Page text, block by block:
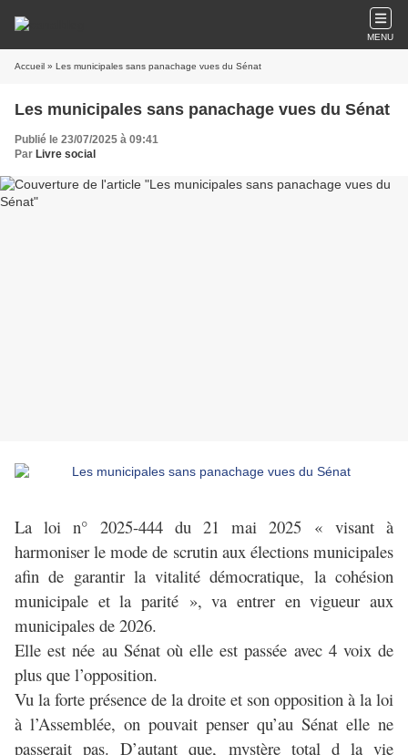
MENU
Accueil » Les municipales sans panachage vues du Sénat
Les municipales sans panachage vues du Sénat
Publié le 23/07/2025 à 09:41
Par Livre social
La loi n° 2025-444 du 21 mai 2025 « visant à
harmoniser le mode de scrutin aux élections municipales
afin de garantir la vitalité démocratique, la cohésion
municipale et la parité », va entrer en vigueur aux
municipales de 2026.
Elle est née au Sénat où elle est passée avec 4 voix de
plus que l’opposition.
Vu la forte présence de la droite et son opposition à la loi
à l’Assemblée, on pouvait penser qu’au Sénat elle ne
passerait pas. D’autant que, mystère total d la vie